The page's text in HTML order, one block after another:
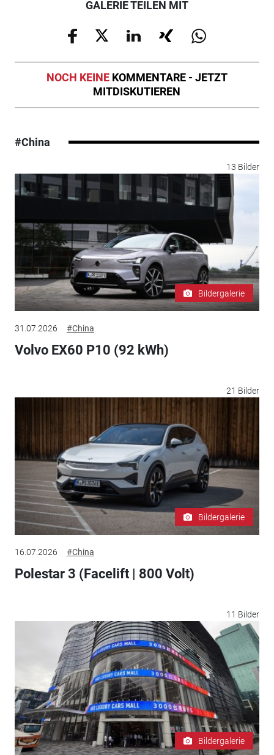
GALERIE TEILEN MIT
NOCH KEINE KOMMENTARE - JETZT
MITDISKUTIEREN
#China
13 Bilder
Bildergalerie
31.07.2026 #China
Volvo EX60 P10 (92 kWh)
21 Bilder
Bildergalerie
16.07.2026 #China
Polestar 3 (Facelift | 800 Volt)
11 Bilder
Bildergalerie